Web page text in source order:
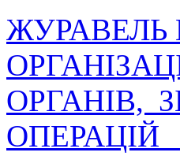
ЖУРАВЕЛЬ
ОРГАНІВ,